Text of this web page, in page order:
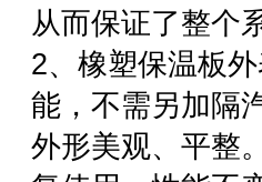
从而保证了整个
2、橡塑保温板
能，不需另加隔
外形美观、平整